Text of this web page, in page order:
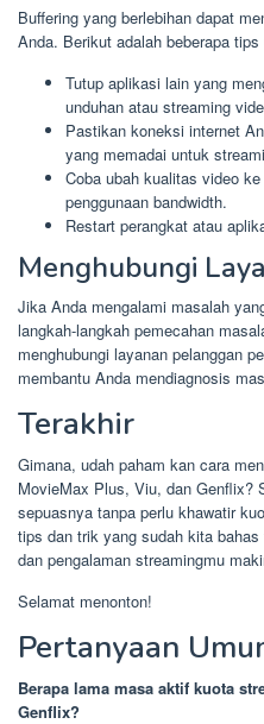
Buffering yang berlebihan dapat
Anda. Berikut adalah beberapa
Tutup aplikasi lain yang
unduhan atau streaming
Pastikan koneksi internet
yang memadai untuk
Coba ubah kualitas video
penggunaan bandwidth.
Restart perangkat atau
Menghubungi
Jika Anda mengalami masalah
langkah-langkah pemecahan
menghubungi layanan pelanggan
membantu Anda mendiagnosis
Terakhir
Gimana, udah paham kan cara
MovieMax Plus, Viu, dan Genflix?
sepuasnya tanpa perlu khawatir
tips dan trik yang sudah kita
dan pengalaman streamingmu
Selamat menonton!
Pertanyaan
Berapa lama masa aktif kuota
Genflix?